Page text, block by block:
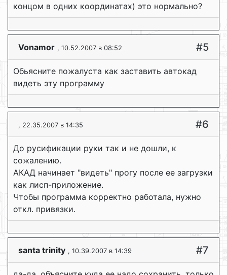
концом в одних координатах) это нормально?
Vonamor , 10.52.2007 в 08:52 #5
Обьясните пожалуста как заставить автокад
видеть эту программу
, 22.35.2007 в 14:35 #6
До русификации руки так и не дошли, к
сожалению.
АКАД начинает "видеть" прогу после ее загрузки
как лисп-приложение.
Чтобы программа корректно работала, нужно
откл. привязки.
santa trinity , 10.39.2007 в 14:39 #7